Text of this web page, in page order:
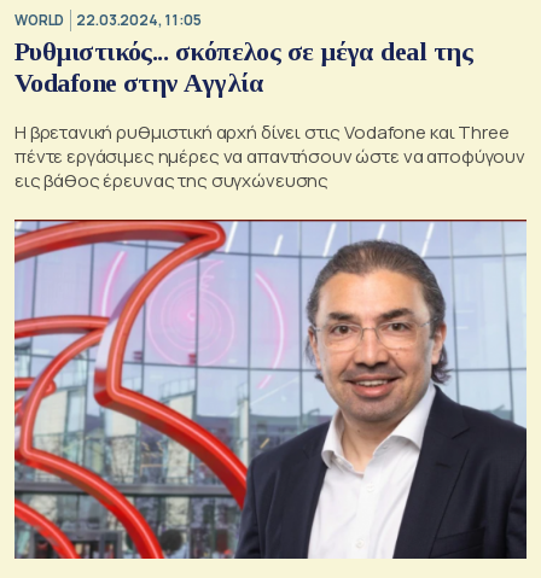
WORLD 22.03.2024, 11:05
Ρυθμιστικός... σκόπελος σε μέγα deal της
Vodafone στην Αγγλία
Η βρετανική ρυθμιστική αρχή δίνει στις Vodafone και Three
πέντε εργάσιμες ημέρες να απαντήσουν ώστε να αποφύγουν
εις βάθος έρευνας της συγχώνευσης